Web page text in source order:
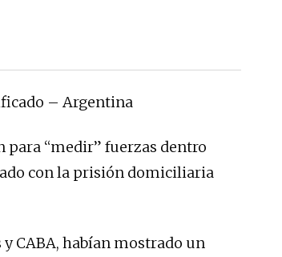
– Argentina
para “medir” fuerzas dentro
con la prisión domiciliaria
CABA, habían mostrado un